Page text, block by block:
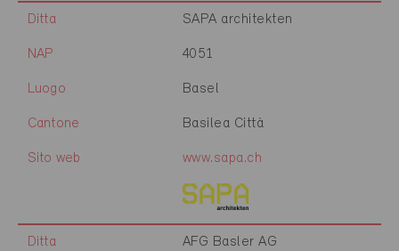
Ditta SAPA architekten
NAP 4051
Luogo Basel
Cantone Basilea Città
Sito web www.sapa.ch
Ditta AFG Basler AG